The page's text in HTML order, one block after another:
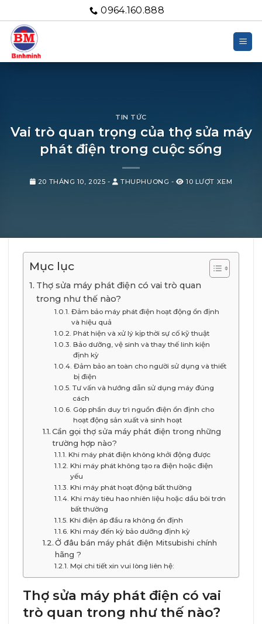
qua
nội
dung
0964.160.888
TIN TỨC
Vai trò quan trọng của thợ sửa máy
phát điện trong cuộc sống
20 THÁNG 10, 2025 - THUPHUONG - 10 LƯỢT XEM
Mục lục
Thợ sửa máy phát điện có vai trò quan
trong như thế nào?
Đảm bảo máy phát điện hoạt động ổn định
và hiệu quả
Phát hiện và xử lý kịp thời sự cố kỹ thuật
Bảo dưỡng, vệ sinh và thay thế linh kiện
định kỳ
Đảm bảo an toàn cho người sử dụng và thiết
bị điện
Tư vấn và hướng dẫn sử dụng máy đúng
cách
Góp phần duy trì nguồn điện ổn định cho
hoạt động sản xuất và sinh hoạt
Cần gọi thợ sửa máy phát điện trong những
trường hợp nào?
Khi máy phát điện không khởi động được
Khi máy phát không tạo ra điện hoặc điện
yếu
Khi máy phát hoạt động bất thường
Khi máy tiêu hao nhiên liệu hoặc dầu bôi trơn
bất thường
Khi điện áp đầu ra không ổn định
Khi máy đến kỳ bảo dưỡng định kỳ
Ở đâu bán máy phát điện Mitsubishi chính
hãng ?
Mọi chi tiết xin vui lòng liên hệ:
Thợ sửa máy phát điện có vai
trò quan trong như thế nào?